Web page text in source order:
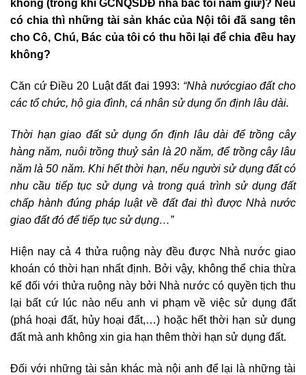
không (trong khi GCNQSDĐ nhà bác tôi nắm giữ)? Nếu
có chia thì những tài sản khác của Nội tôi đã sang tên
cho Cô, Chú, Bác của tôi có thu hồi lại để chia đều hay
không?
Căn cứ Điều 20 Luật đất đai 1993: “Nhà nướcgiao đất cho
các tổ chức, hộ gia đình, cá nhân sử dụng ổn định lâu dài.
Thời hạn giao đất sử dụng ổn định lâu dài để trồng cây
hàng năm, nuôi trồng thuỷ sản là 20 năm, để trồng cây lâu
năm là 50 năm. Khi hết thời hạn, nếu người sử dụng đất có
nhu cầu tiếp tục sử dụng và trong quá trình sử dụng đất
chấp hành đúng pháp luật về đất đai thì được Nhà nước
giao đất đó để tiếp tục sử dụng…”
Hiện nay cả 4 thửa ruộng này đều được Nhà nước giao
khoán có thời hạn nhất định. Bởi vậy, không thể chia thừa
kế đối với thửa ruộng này bởi Nhà nước có quyền tịch thu
lại bất cứ lúc nào nếu anh vi phạm về việc sử dụng đất
(phá hoại đất, hủy hoại đất,…) hoặc hết thời hạn sử dụng
đất mà anh không xin gia hạn thêm thời hạn sử dụng đất.
Đối với những tài sản khác mà nội anh để lại là những tài